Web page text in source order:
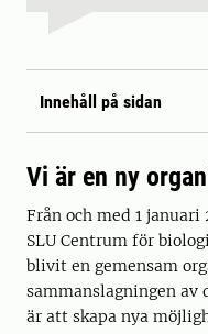
Innehåll på sidan
Vi är en ny
Från och med 1 januari
SLU Centrum för
blivit en gemensam
sammanslagningen av
är att skapa nya